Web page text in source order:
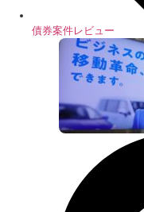
債券案件レビュー